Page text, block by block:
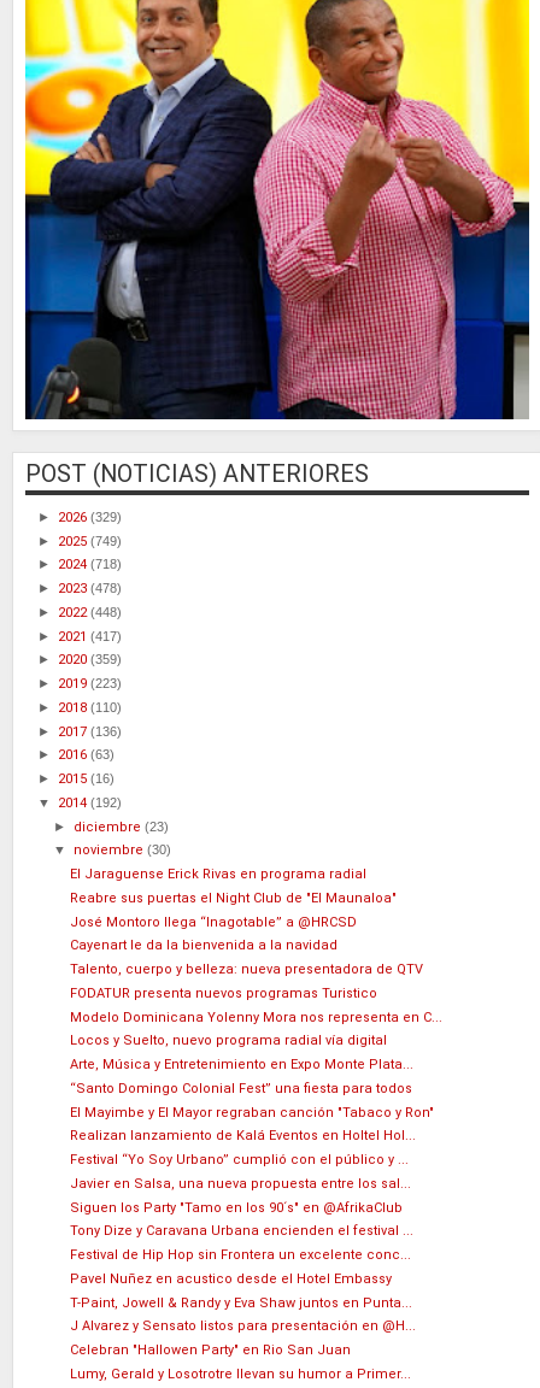
POST (NOTICIAS) ANTERIORES
► 2026 (329)
► 2025 (749)
► 2024 (718)
► 2023 (478)
► 2022(448)
► 2021 (417)
► 2020 (359)
► 2019 (223)
► 2018 (110)
► 2017 (136)
► 2016 (63)
► 2015 (16)
▼ 2014 (192)
► diciembre(23)
▼ noviembre(30)
El Jaraguense Erick Rivas en programa radial
Reabre sus puertas el Night Club de "El Maunaloa"
José Montoro llega “Inagotable” a @HRCSD
Cayenart le da la bienvenida a la navidad
Talento, cuerpo y belleza: nueva presentadora de QTV
FODATUR presenta nuevos programas Turistico
Modelo Dominicana Yolenny Mora nos representa en C...
Locos y Suelto, nuevo programa radial vía digital
Arte, Música y Entretenimiento en Expo Monte Plata...
“Santo Domingo Colonial Fest” una fiesta para todos
El Mayimbe y El Mayor regraban canción "Tabaco y Ron"
Realizan lanzamiento de Kalá Eventos en Holtel Hol...
Festival “Yo Soy Urbano” cumplió con el público y ...
Javier en Salsa, una nueva propuesta entre los sal...
Siguen los Party "Tamo en los 90´s" en @AfrikaClub
Tony Dize y Caravana Urbana encienden el festival ...
Festival de Hip Hop sin Frontera un excelente conc...
Pavel Nuñez en acustico desde el Hotel Embassy
T-Paint, Jowell & Randy y Eva Shaw juntos en Punta...
J Alvarez y Sensato listos para presentación en @H...
Celebran "Hallowen Party" en Rio San Juan
Lumy, Gerald y Losotrotre llevan su humor a Primer...